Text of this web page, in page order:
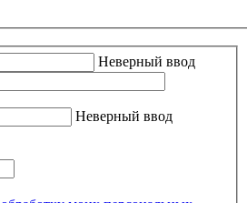
Неверный ввод
Неверный ввод